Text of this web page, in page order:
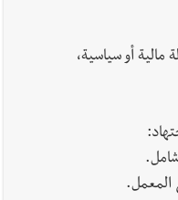
أو سياسية،